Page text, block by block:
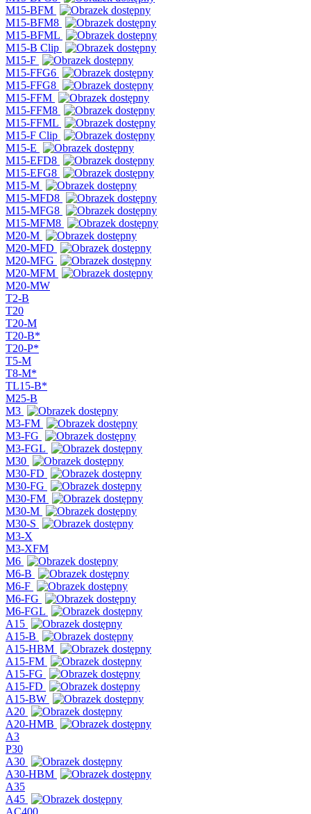
M15-BFM
M15-BFM8
M15-BFML
M15-B Clip
M15-F
M15-FFG6
M15-FFG8
M15-FFM
M15-FFM8
M15-FFML
M15-F Clip
M15-E
M15-EFD8
M15-EFG8
M15-M
M15-MFD8
M15-MFG8
M15-MFM8
M20-M
M20-MFD
M20-MFG
M20-MFM
M20-MW
T2-B
T20
T20-M
T20-B*
T20-P*
T5-M
T8-M*
TL15-B*
M25-B
M3
M3-FM
M3-FG
M3-FGL
M30
M30-FD
M30-FG
M30-FM
M30-M
M30-S
M3-X
M3-XFM
M6
M6-B
M6-F
M6-FG
M6-FGL
A15
A15-B
A15-HBM
A15-FM
A15-FG
A15-FD
A15-BW
A20
A20-HMB
A3
P30
A30
A30-HBM
A35
A45
AC400